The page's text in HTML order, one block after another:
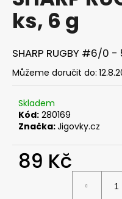
0,0
hvězdiček.
ks, 6 g
SHARP RUGBY #6/0 -
Můžeme doručit do:
Skladem
Kód: 280169
Značka:Jigovky.cz
89 Kč
a
j
í
t
?